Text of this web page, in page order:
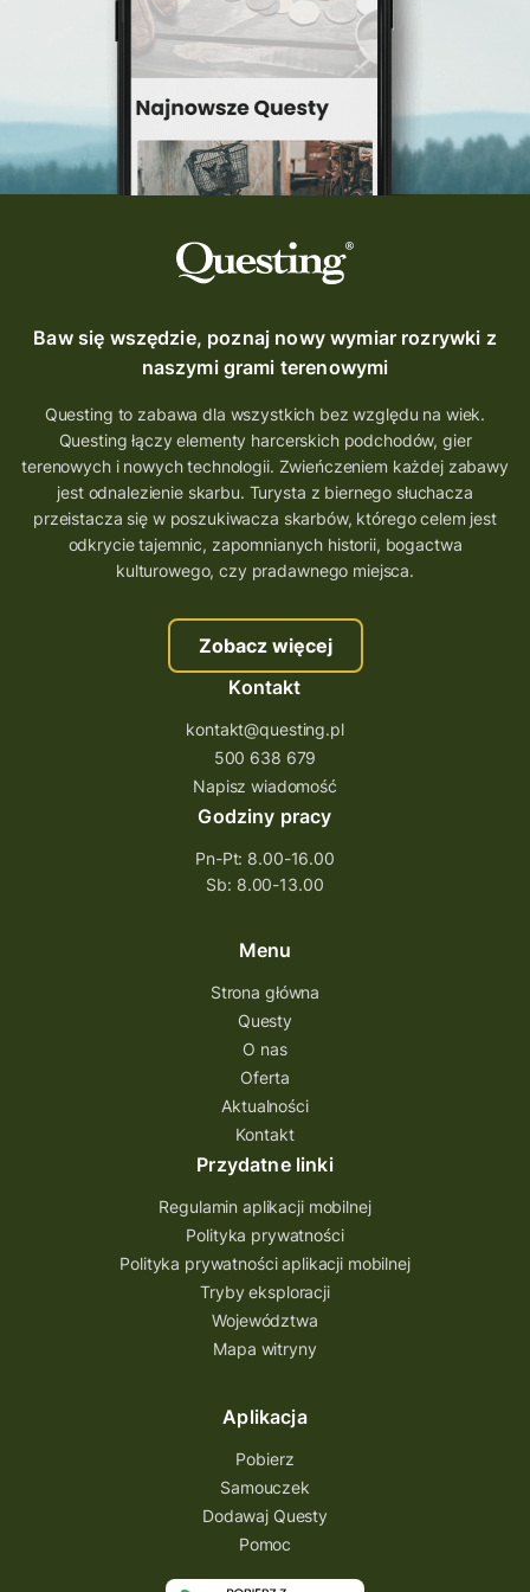
Quest Szlak Przygody
przygoda
nowy quest
najlepsze questy
wycieczki
turystyka przygodowa
Szlak Przygody
szkolenie
szkło
scieżka questingowa
questy w Polsce
questujznami
QUESTOMANIA
questing.pl
Quest Koziołek Matołek
gra miejska
co zobaczyć na Śląsku
aplikacja questy
aplikacja gry terenowe
wielkopolskie questy
wakacje z questami
trenerzy questingu
szkolenie tworzenie questów
szkolenie questing
Stefan Żeromski
ścieżka
Rzeszów
questy świętokrzyskie
questujwpolsce
questuj z nami
questingwyprawa po skarb
questingowy projekt współpracy
questing wielkopolska
Questing Przecławski
Questing Łódzkie
questing gry terenowe
Quest Świętokrzyskie
quest na szlaku Przygody
Quest Bolestraszyce
Quest Arboretum
Przecław Quest
projekt
Partnerstwo Questingu
Park Etnograficzny w Tokarni
Park Etnograficzny
natura
mazowieckie
Hutniczy Ostrowiec
gry terenowe
gry edukacyjne
Baw się wszędzie, poznaj nowy wymiar rozrywki z
naszymi grami terenowymi
Questing to zabawa dla wszystkich bez względu na wiek.
Questing łączy elementy harcerskich podchodów, gier
terenowych i nowych technologii. Zwieńczeniem każdej zabawy
jest odnalezienie skarbu. Turysta z biernego słuchacza
przeistacza się w poszukiwacza skarbów, którego celem jest
odkrycie tajemnic, zapomnianych historii, bogactwa
kulturowego, czy pradawnego miejsca.
Zobacz więcej
Kontakt
kontakt@questing.pl
500 638 679
Napisz wiadomość
Godziny pracy
Pn-Pt: 8.00-16.00
Sb: 8.00-13.00
Menu
Strona główna
Questy
O nas
Oferta
Aktualności
Kontakt
Przydatne linki
Regulamin aplikacji mobilnej
Polityka prywatności
Polityka prywatności aplikacji mobilnej
Tryby eksploracji
Województwa
Mapa witryny
Aplikacja
Pobierz
Samouczek
Dodawaj Questy
Pomoc